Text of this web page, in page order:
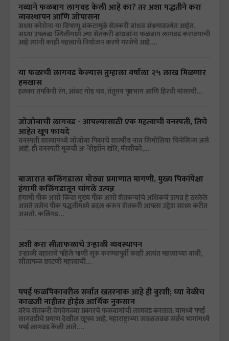
नव्याने फळबाग लागवड केली आहे का? तर अशा पद्धतीने करा
व्यवस्थापन आणि जोपासना
सध्या कोरोना-या विषाणू संकटामुळे शेतकरी बांधव संभ्रमावस्थेत आहेत.
सध्या उपलब्ध स्थितीमध्ये ज्या शेतकरी बांधवांना फळबाग लागवड करावयाची
आहे त्यांनी काही महत्त्वाचे नियोजन करणे गरजेचे आहे.…
या फळाची लागवड केल्यास तुम्हाला वर्षाला २५ लाख मिळणार
हमखास
हलका तपकिरी रंग, आंबट गोड चव, तंतुमय पृष्ठभाग आणि हिरवी मांसाची…
जोजोबाची लागवड - आपल्यासाठी एक महत्वाची वनस्पती, तिचे
आहेत खूप फायदे
वनस्पती शास्त्रामध्ये जोजोबा पिकाचे शास्त्रीय नाव सिमोसिया चिनेसिन्स असे
आहे. ही वनस्पती मूळची अॅरोझॉंन खोरे, मॅस्सीको,…
बाजारात कलिंगडाला मोठ्या प्रमाणात मागणी, मुख्य पिकांपेक्षा
हंगामी कलिंगडातून चांगले उत्पन्न
हंगामी पीक असो किंवा मुख्य पीक असो शेतकऱ्यांचे अधिकचे उत्पन्न हे ठरलेले
असते तसेच पीक पद्धतीमध्ये बदल करून शेतकरी आपला उद्देश साध्य करीत
असतो. कलिंगड…
अशी करा सीताफळाचे उन्हाळी व्यवस्थापन
उन्हाळी बहाराचे पहिले पाणी सुरू करण्यापूर्वी काही अत्यंत महत्त्वाच्या बाबी,
सीताफळ छाटणी महत्त्वाची…
पपई फळपिकावरील सर्वात खतरनाक आहे ही बुरशी; घ्या वेळीच
काळजी नाहीतर होईल आर्थिक नुकसान
बरेच शेतकरी वेगवेगळ्या प्रकारचे फळबागांची लागवड करतात. यामध्ये पपई
लागवडीचे प्रमाण देखील खूपच आहे. महाराष्ट्राच्या जवळजवळ सर्वच भागांमध्ये
पपई लागवड केली जाते.…